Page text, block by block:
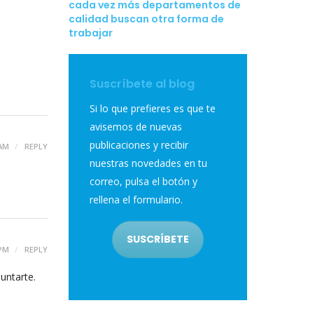
REPLY
REPLY
cada vez más departamentos de
calidad buscan otra forma de
trabajar
Suscríbete al blog
Si lo que prefieres es que te
avisemos de nuevas
publicaciones y recibir
nuestras novedades en tu
correo, pulsa el botón y
rellena el formulario.
SUSCRÍBETE